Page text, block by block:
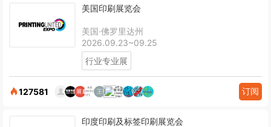
美国印刷展览会
美国·佛罗里达州
2026.09.23~09.25
行业专业展
127581 订阅
印度印刷及标签印刷展览会